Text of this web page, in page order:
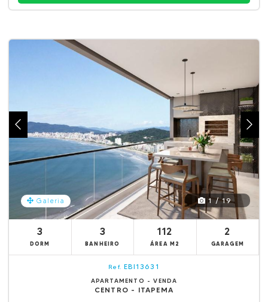
Galeria 1 / 19
3
DORM
3
BANHEIRO
112
ÁREA M2
2
GARAGEM
Ref. EBI13631
APARTAMENTO - VENDA
CENTRO - ITAPEMA